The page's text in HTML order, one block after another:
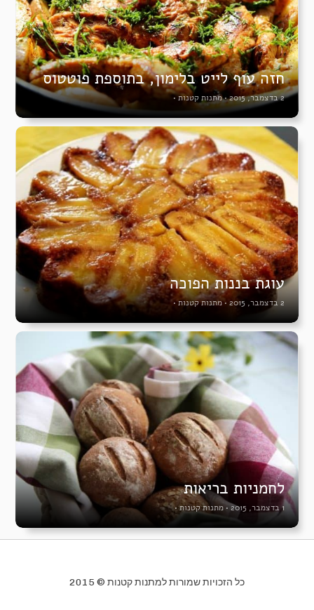
חזה עוף לייט בלימון, בתוספת פוטטוס
2 בדצמבר, 2015 •מתנות קטנות•
עוגת בננות הפוכה
2 בדצמבר, 2015 •מתנות קטנות•
לחמניות בריאות
1 בדצמבר, 2015 •מתנות קטנות•
כל הזכויות שמורות למתנות קטנות © 2015